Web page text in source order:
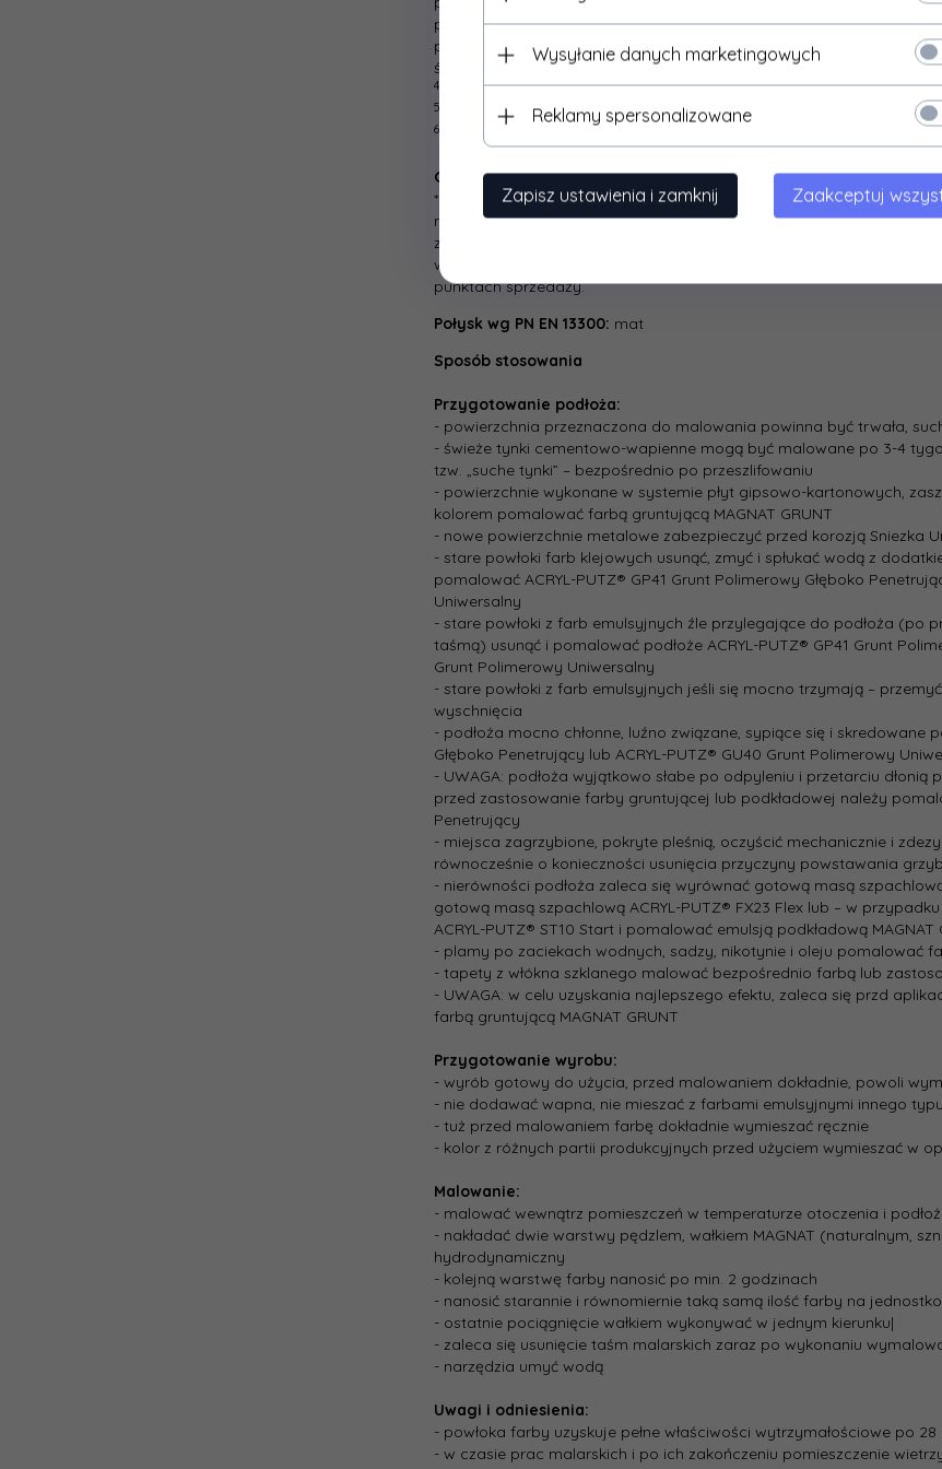
pomalowanym podłożem różnych przedmiotów np. kurtka, teczka;
promienie UV), szorowanie szczotką na mokro i mycie według
środków dezynfekująco-­czyszczących w tym zawierających chlor lub
4a Wałek MAGNAT lub inny naturalny, sznurkowy (długość włosia 10­-
5a Czas schnięcia powłoki w temp.23±2 st. C, przy wilgotności wzgl.
6a Próby przeprowadzono na wybranych próbkach dezynfektantów.
Gwarancja plamoodporności:
*Gwarant: FFiL Sniezka SA, Al. Jana Pawła II 23, 00­854 Warszawa.
miesięcy od daty zakupu, terytorium Polski. W razie stwierdzenia
zwrotu ceny zapłaconej za zakupiony Produkt. Gwarancja nie
wynikających z przepisów o rękojmi za wady rzeczy sprzedanej.
punktach sprzedaży.
Połysk wg PN EN 13300: mat
Sposób stosowania
Przygotowanie podłoża:
- powierzchnia przeznaczona do malowania powinna być trwała,
- świeże tynki cementowo-wapienne mogą być malowane po 3-4
tzw. „suche tynki” – bezpośrednio po przeszlifowaniu
- powierzchnie wykonane w systemie płyt gipsowo-kartonowych,
kolorem pomalować farbą gruntującą MAGNAT GRUNT
- nowe powierzchnie metalowe zabezpieczyć przed korozją Sniezka
- stare powłoki farb klejowych usunąć, zmyć i spłukać wodą z
pomalować ACRYL-PUTZ® GP41 Grunt Polimerowy Głęboko
Uniwersalny
- stare powłoki z farb emulsyjnych źle przylegające do podłoża (po
taśmą) usunąć i pomalować podłoże ACRYL-PUTZ® GP41 Grunt
Grunt Polimerowy Uniwersalny
- stare powłoki z farb emulsyjnych jeśli się mocno trzymają –
wyschnięcia
- podłoża mocno chłonne, luźno związane, sypiące się i skredowane
Głęboko Penetrujący lub ACRYL-PUTZ® GU40 Grunt Polimerowy
- UWAGA: podłoża wyjątkowo słabe po odpyleniu i przetarciu
przed zastosowanie farby gruntującej lub podkładowej należy
Penetrujący
- miejsca zagrzybione, pokryte pleśnią, oczyścić mechanicznie i
równocześnie o konieczności usunięcia przyczyny powstawania
- nierówności podłoża zaleca się wyrównać gotową masą
gotową masą szpachlową ACRYL-PUTZ® FX23 Flex lub – w
ACRYL-PUTZ® ST10 Start i pomalować emulsją podkładową MAGNAT
- plamy po zaciekach wodnych, sadzy, nikotynie i oleju pomalować
- tapety z włókna szklanego malować bezpośrednio farbą lub
- UWAGA: w celu uzyskania najlepszego efektu, zaleca się przd
farbą gruntującą MAGNAT GRUNT
Przygotowanie wyrobu:
- wyrób gotowy do użycia, przed malowaniem dokładnie, powoli
- nie dodawać wapna, nie mieszać z farbami emulsyjnymi innego typu
- tuż przed malowaniem farbę dokładnie wymieszać ręcznie
- kolor z różnych partii produkcyjnych przed użyciem wymieszać w
Malowanie:
- malować wewnątrz pomieszczeń w temperaturze otoczenia i
- nakładać dwie warstwy pędzlem, wałkiem MAGNAT (naturalnym,
hydrodynamiczny
- kolejną warstwę farby nanosić po min. 2 godzinach
- nanosić starannie i równomiernie taką samą ilość farby na
- ostatnie pociągnięcie wałkiem wykonywać w jednym kierunku|
- zaleca się usunięcie taśm malarskich zaraz po wykonaniu
- narzędzia umyć wodą
Uwagi i odniesienia:
- powłoka farby uzyskuje pełne właściwości wytrzymałościowe po
- w czasie prac malarskich i po ich zakończeniu pomieszczenie
Wysyłanie danych marketingowych
Reklamy spersonalizowane
Zapisz ustawienia i zamknij Zaakceptuj